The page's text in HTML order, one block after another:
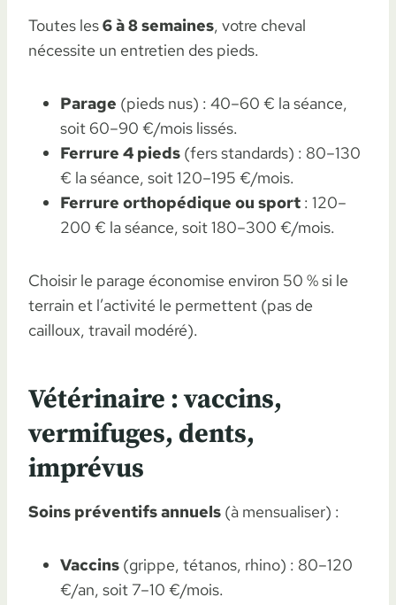
Toutes les6 à 8 semaines, votre cheval
nécessite un entretien des pieds.
Parage (pieds nus) : 40–60 € la séance,
soit 60–90 €/mois lissés.
Ferrure 4 pieds (fers standards) : 80–130
€ la séance, soit 120–195 €/mois.
Ferrure orthopédique ou sport : 120–
200 € la séance, soit 180–300 €/mois.
Choisir le parage économise environ 50 % si le
terrain et l’activité le permettent (pas de
cailloux, travail modéré).
Vétérinaire : vaccins,
vermifuges, dents,
imprévus
Soins préventifs annuels (à mensualiser) :
Vaccins (grippe, tétanos, rhino) : 80–120
€/an, soit 7–10 €/mois.